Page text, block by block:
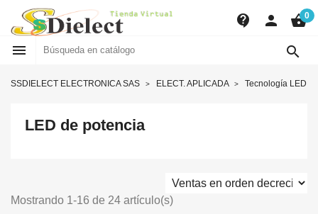
contact_support person shopping_basket0
 
SSDIELECT ELECTRONICA SAS ELECT. APLICADA Tecnología LED
LED de potencia
Mostrando 1-16 de 24 artículo(s)